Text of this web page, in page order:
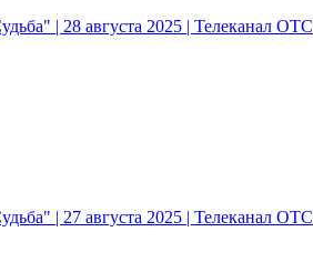
| 28 августа 2025 | Телеканал ОТС
| 27 августа 2025 | Телеканал ОТС